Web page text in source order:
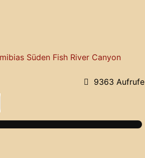
Süden Fish River Canyon
9363 Aufrufe
Page